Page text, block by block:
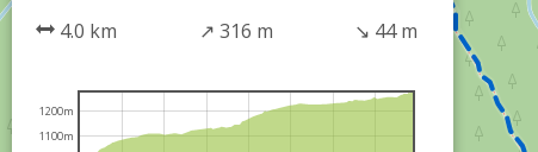
4.0 km ↗ 316 m ↘ 44 m
1100m
1200m